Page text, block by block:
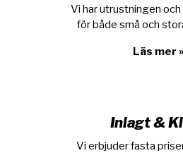
Vi har utrustningen
för både små och
Läs mer »
Inlagt &
Vi erbjuder fasta